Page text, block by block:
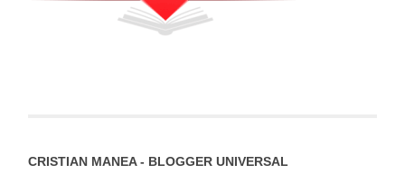
CRISTIAN MANEA - BLOGGER UNIVERSAL